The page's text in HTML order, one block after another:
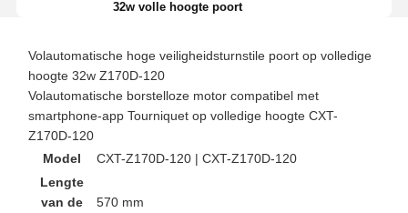
32w volle hoogte poort
Volautomatische hoge veiligheidsturnstile poort op volledige
hoogte 32w Z170D-120
Volautomatische borstelloze motor compatibel met
smartphone-app Tourniquet op volledige hoogte CXT-
Z170D-120
Model
CXT-Z170D-120 | CXT-Z170D-120
Lengte
van de
570 mm